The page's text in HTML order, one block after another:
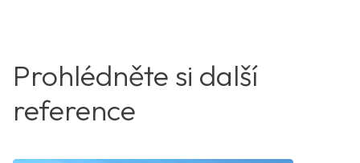
Prohlédněte si další
reference